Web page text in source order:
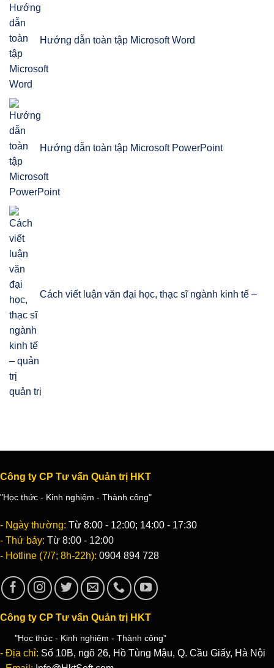
Hướng dẫn toàn tập Microsoft Word
Hướng dẫn toàn tập Microsoft PowerPoint
Cách viết luận văn đại học, thạc sĩ ngành kinh tế –
quản trị
Công ty CP Tư vấn Quản trị HKT
"Học thức - Kinh nghiệm - Thành công"
- Ngày thường: Từ 8:00 - 12:00; 14:00 - 17:30
- Thứ bảy: Từ 8:00 - 12:00
- Hotline (7/7; 8h-22h): 0904 894 728
Công ty CP Tư vấn Quản trị HKT
"Học thức - Kinh nghiệm - Thành công"
- Địa chỉ: Số 10B, ngõ 26, Hồ Tùng Mậu, Q. Cầu Giấy, Hà Nội